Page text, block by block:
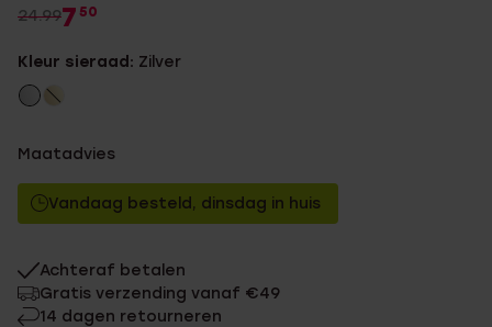
24.997 50
Kleur sieraad: Zilver
Maatadvies
Vandaag besteld, dinsdag in huis
Achteraf betalen
Gratis verzending vanaf €49
14 dagen retourneren